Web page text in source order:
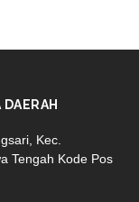
Kec.
Tengah Kode Pos